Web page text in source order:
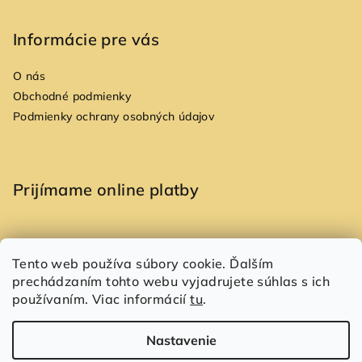
Tento web používa súbory cookie. Ďalším
prechádzaním tohto webu vyjadrujete súhlas s ich
používaním. Viac informáciítu.
Nastavenie
Informácie pre vás
O nás
Obchodné podmienky
Podmienky ochrany osobných údajov
Prijímame online platby
Copyright 2026Allori. Všetky práva vyhradené.